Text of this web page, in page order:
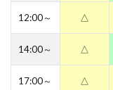
12:00～ △
14:00～ △
17:00～ △